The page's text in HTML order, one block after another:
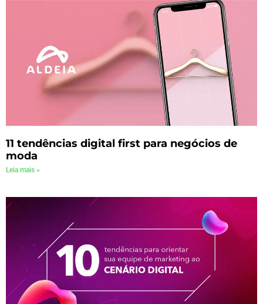
11 tendências digital first para negócios de
moda
Leia mais »